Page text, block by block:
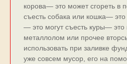
корова— это может сгореть в
съесть собака или кошка—
— это могут съесть куры— это
металлолом или прочее
использовать при заливке
уже совсем мусор, его на